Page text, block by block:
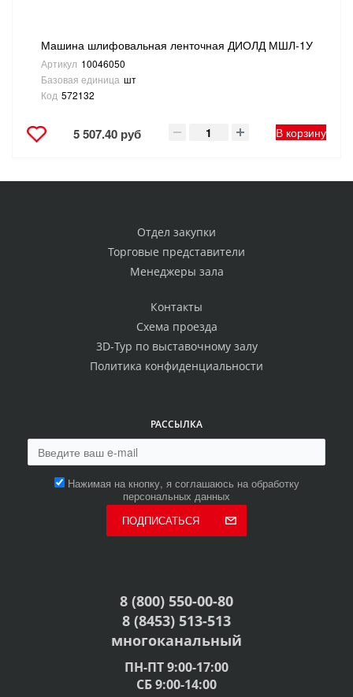
Машина шлифовальная ленточная ДИОЛД МШЛ-1У
Артикул 10046050
Базовая единица шт
Код 572132
5 507.40 руб В корзину
Отдел закупки
Торговые представители
Менеджеры зала
Контакты
Схема проезда
3D-Тур по выставочному залу
Политика конфиденциальности
РАССЫЛКА
Нажимая на кнопку, я соглашаюсь на обработку
персональных данных
ПОДПИСАТЬСЯ
8 (800) 550-00-80
8 (8453) 513-513
многоканальный
ПН-ПТ 9:00-17:00
СБ 9:00-14:00